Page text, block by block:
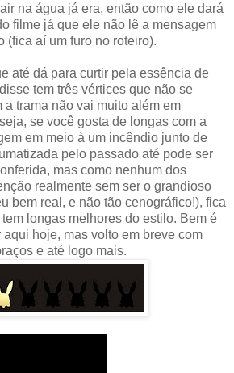
na água já era, então como ele dará
filme já que ele não lê a mensagem
(fica aí um furo no roteiro).
até dá para curtir pela essência de
tem três vértices que não se
a trama não vai muito além em
se você gosta de longas com a
em meio à um incêndio junto de
pelo passado até pode ser
mas como nenhum dos
realmente sem ser o grandioso
bem real, e não tão cenográfico!), fica
longas melhores do estilo. Bem é
hoje, mas volto em breve com
e até logo mais.